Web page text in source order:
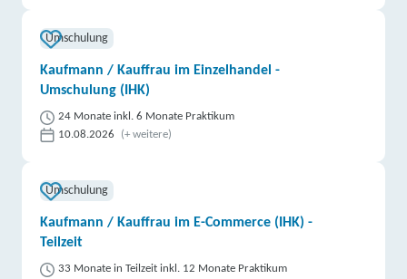
Umschulung
Kaufmann / Kauffrau im Einzelhandel -
Umschulung (IHK)
24 Monate inkl. 6 Monate Praktikum
10.08.2026
(+ weitere)
Umschulung
Kaufmann / Kauffrau im E-Commerce (IHK) -
Teilzeit
33 Monate in Teilzeit inkl. 12 Monate Praktikum